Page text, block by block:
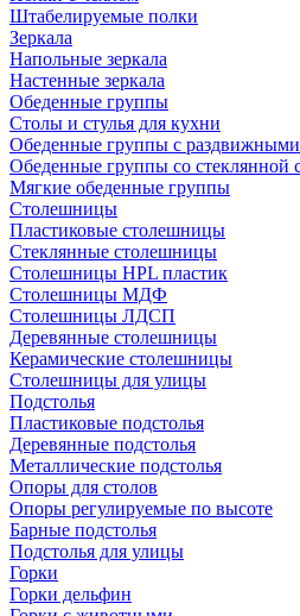
Штабелируемые полки
Зеркала
Напольные зеркала
Настенные зеркала
Обеденные группы
Столы и стулья для кухни
Обеденные группы с раздвижными
Обеденные группы со стеклянной
Мягкие обеденные группы
Столешницы
Пластиковые столешницы
Стеклянные столешницы
Столешницы HPL пластик
Столешницы МДФ
Столешницы ЛДСП
Деревянные столешницы
Керамические столешницы
Столешницы для улицы
Подстолья
Пластиковые подстолья
Деревянные подстолья
Металлические подстолья
Опоры для столов
Опоры регулируемые по высоте
Барные подстолья
Подстолья для улицы
Горки
Горки дельфин